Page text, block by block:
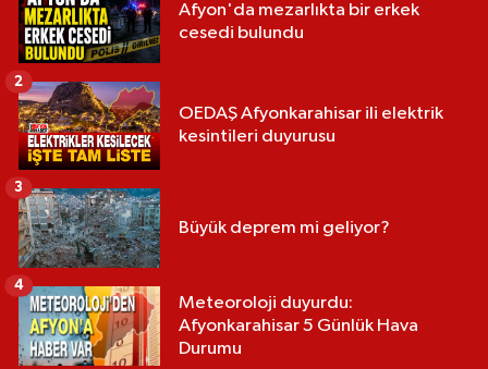
Afyon'da mezarlıkta bir erkek
cesedi bulundu
OEDAŞ Afyonkarahisar ili elektrik
kesintileri duyurusu
2
Büyük deprem mi geliyor?
3
Meteoroloji duyurdu:
Afyonkarahisar 5 Günlük Hava
Durumu
4